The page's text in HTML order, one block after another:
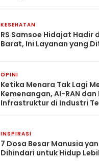
KESEHATAN
RS Samsoe Hidajat Hadir
Barat, Ini Layanan yang
OPINI
Ketika Menara Tak Lagi
Kemenangan, AI-RAN
Infrastruktur di Industri
INSPIRASI
7 Dosa Besar Manusia
Dihindari untuk Hidup